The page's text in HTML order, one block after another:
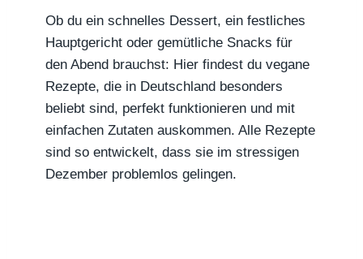
Ob du ein schnelles Dessert, ein festliches
Hauptgericht oder gemütliche Snacks für
den Abend brauchst: Hier findest du vegane
Rezepte, die in Deutschland besonders
beliebt sind, perfekt funktionieren und mit
einfachen Zutaten auskommen. Alle Rezepte
sind so entwickelt, dass sie im stressigen
Dezember problemlos gelingen.